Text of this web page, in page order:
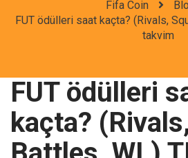
Fifa Coin
FUT ödülleri saat kaçta? (Rivals,
takvim
FUT ödülleri
kaçta?